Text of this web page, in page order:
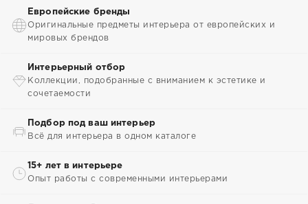
Европейские бренды
Оригинальные предметы интерьера от европейских и
мировых брендов
Интерьерный отбор
Коллекции, подобранные с вниманием к эстетике и
сочетаемости
Подбор под ваш интерьер
Всё для интерьера в одном каталоге
15+ лет в интерьере
Опыт работы с современными интерьерами